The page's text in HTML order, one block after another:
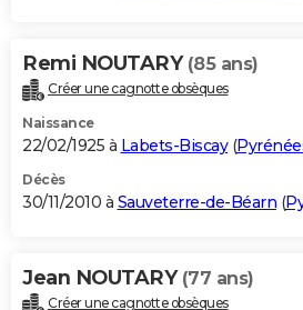
Remi NOUTARY (85 ans)
Créer une cagnotte obsèques
Naissance
22/02/1925 à Labets-Biscay(
Décès
30/11/2010 à Sauveterre-de-Béarn (
Jean NOUTARY (77 ans)
Créer une cagnotte obsèques